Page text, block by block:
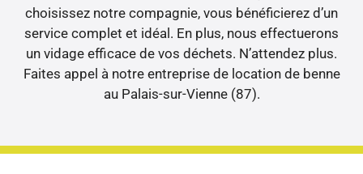
choisissez notre compagnie, vous bénéficierez d’un
service complet et idéal. En plus, nous effectuerons
un vidage efficace de vos déchets. N’attendez plus.
Faites appel à notre entreprise de location de benne
au Palais-sur-Vienne (87).